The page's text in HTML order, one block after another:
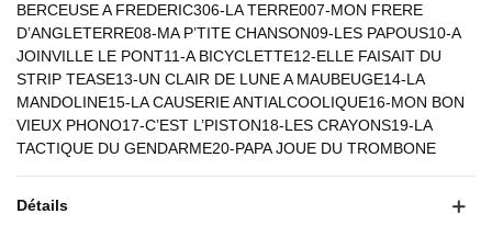
BERCEUSE A FREDERIC306-LA TERRE007-MON FRERE
D’ANGLETERRE08-MA P’TITE CHANSON09-LES PAPOUS10-A
JOINVILLE LE PONT11-A BICYCLETTE12-ELLE FAISAIT DU
STRIP TEASE13-UN CLAIR DE LUNE A MAUBEUGE14-LA
MANDOLINE15-LA CAUSERIE ANTIALCOOLIQUE16-MON BON
VIEUX PHONO17-C’EST L’PISTON18-LES CRAYONS19-LA
TACTIQUE DU GENDARME20-PAPA JOUE DU TROMBONE
Détails